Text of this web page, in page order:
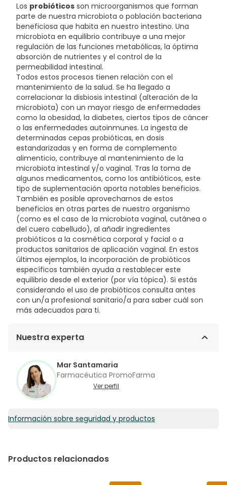
Los probióticos son microorganismos que forman
parte de nuestra microbiota o población bacteriana
beneficiosa que habita en nuestro intestino. Una
microbiota en equilibrio contribuye a una mejor
regulación de las funciones metabólicas, la óptima
absorción de nutrientes y el control de la
permeabilidad intestinal.
Todos estos procesos tienen relación con el
mantenimiento de la salud. Se ha llegado a
correlacionar la disbiosis intestinal (alteración de la
microbiota) con un mayor riesgo de enfermedades
como la obesidad, la diabetes, ciertos tipos de cáncer
o las enfermedades autoinmunes. La ingesta de
determinadas cepas probióticas, en dosis
estandarizadas y en forma de complemento
alimenticio, contribuye al mantenimiento de la
microbiota intestinal y/o vaginal. Tras la toma de
algunos medicamentos, como los antibióticos, este
tipo de suplementación aporta notables beneficios.
También es posible aprovecharnos de estos
beneficios en otras partes de nuestro organismo
(como es el caso de la microbiota vaginal, cutánea o
del cuero cabelludo), al añadir ingredientes
probióticos a la cosmética corporal y facial o a
productos sanitarios de aplicación vaginal. En estos
últimos ejemplos, la incorporación de probióticos
específicos también ayuda a restablecer este
equilibrio desde el exterior (por vía tópica). Si estás
considerando el uso de probióticos consulta antes
con un/a profesional sanitario/a para saber cuál son
más adecuados para ti.
Nuestra experta
Mar Santamaria
Farmacéutica PromoFarma
Ver perfil
Información sobre seguridad y productos
Productos relacionados